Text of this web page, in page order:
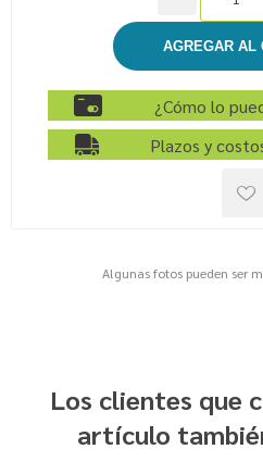
¿Cómo lo
Plazos y
Algunas fotos pueden ser
Los clientes que
artículo